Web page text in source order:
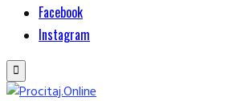
Facebook
Instagram
Primary
Menu